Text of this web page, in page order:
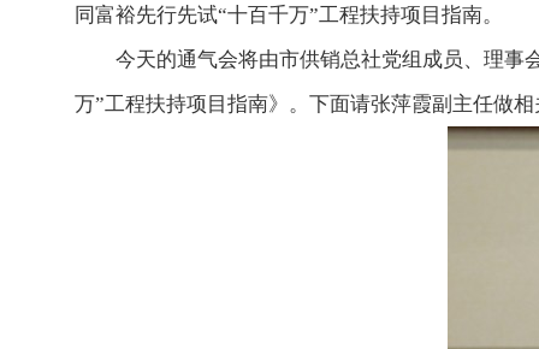
同富裕先行先试“十百千万”工程扶持项目指南。
今天的通气会将由市供销总社党组成员、理事
万”工程扶持项目指南》。下面请张萍霞副主任做